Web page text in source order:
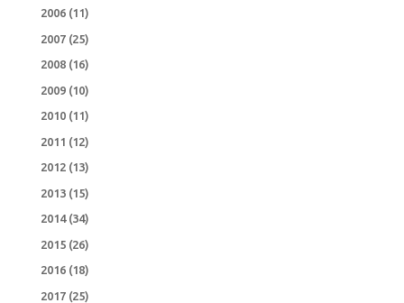
2006(11)
2007(25)
2008(16)
2009(10)
2010(11)
2011 (12)
2012(13)
2013(15)
2014(34)
2015(26)
2016(18)
2017(25)